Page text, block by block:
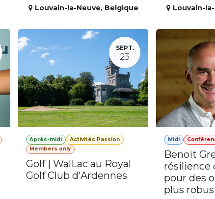
Louvain-la-Neuve, Belgique Louvain-
SEPT.
23
Après-midi
Activités Passion
Members only
Golf | WalLac au Royal
Golf Club d'Ardennes
Midi
Benoit
résilience
pour des
plus